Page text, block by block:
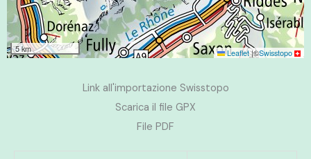
5 km Leaflet|©Swisstopo
Link all'importazione Swisstopo
Scarica il file GPX
File PDF